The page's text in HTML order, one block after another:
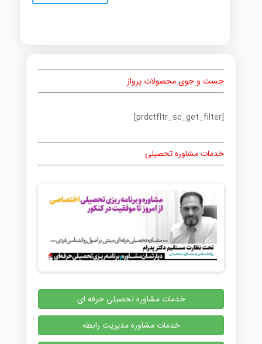
جست و جوی محصولات پرواز
[prdctfltr_sc_get_filter]
خدمات مشاوره تحصیلی
خدمات مشاوره تحصیلی حرفه ای
خدمات مشاوره مدیریت رابطه